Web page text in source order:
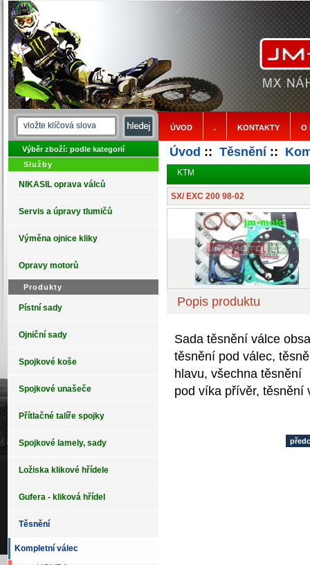
ÚVOD . KONTAKTY O
Výběr zboží: podle kategorií
Služby
NIKASIL oprava válců
Servis a úpravy tlumičů
Výměna ojnice kliky
Opravy motorů
Produkty
Pístní sady
Ojniční sady
Spojkové koše
Spojkové unašeče
Přítlačné talíře spojky
Spojkové lamely, sady
Ložiska klikové hřídele
Gufera - kliková hřídel
Těsnění
Kompletní válec
Úvod :: Těsnění::
KTM
SX/ EXC 200 98-02
Popis produktu
Sada těsnění válce
těsnění pod válec,
hlavu, všechna těsnění
pod víka přívěr, těsnění